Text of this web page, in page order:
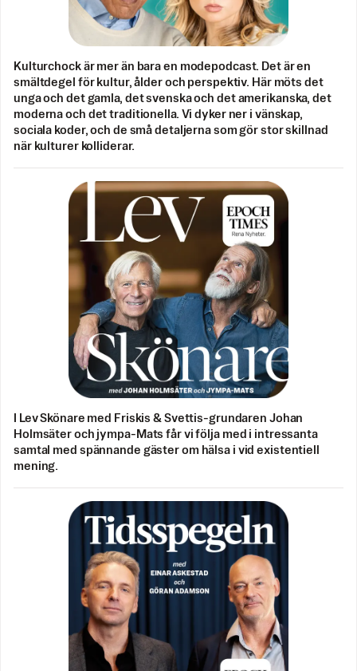
Kulturchock är mer än bara en modepodcast. Det är en
smältdegel för kultur, ålder och perspektiv. Här möts det
unga och det gamla, det svenska och det amerikanska, det
moderna och det traditionella. Vi dyker ner i vänskap,
sociala koder, och de små detaljerna som gör stor skillnad
när kulturer kolliderar.
I Lev Skönare med Friskis & Svettis-grundaren Johan
Holmsäter och jympa-Mats får vi följa med i intressanta
samtal med spännande gäster om hälsa i vid existentiell
mening.